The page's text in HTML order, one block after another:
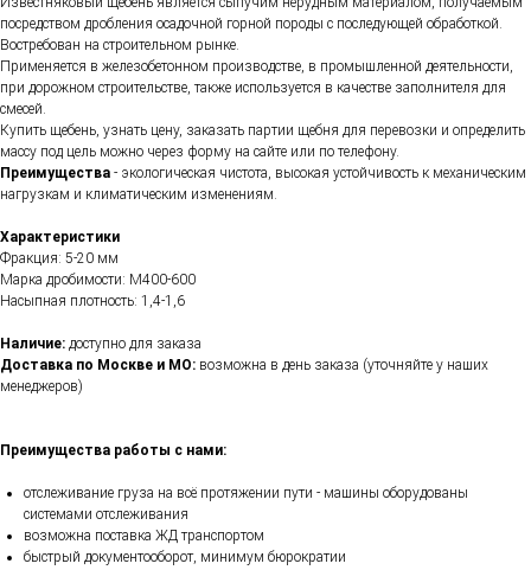
посредством дробления осадочной горной породы с последующей обработкой.
Востребован на строительном рынке.
Применяется в железобетонном производстве, в промышленной деятельности,
при дорожном строительстве, также используется в качестве заполнителя для
смесей.
Купить щебень, узнать цену, заказать партии щебня для перевозки и определить
массу под цель можно через форму на сайте или по телефону.
Преимущества - экологическая чистота, высокая устойчивость к механическим
нагрузкам и климатическим изменениям.
Характеристики
Фракция: 5-20 мм
Марка дробимости: М400-600
Насыпная плотность: 1,4-1,6
Наличие: доступно для заказа
Доставка по Москве и МО: возможна в день заказа (уточняйте у наших
менеджеров)
Преимущества работы с нами:
отслеживание груза на всё протяжении пути - машины оборудованы
системами отслеживания
возможна поставка ЖД транспортом
быстрый документооборот, минимум бюрократии